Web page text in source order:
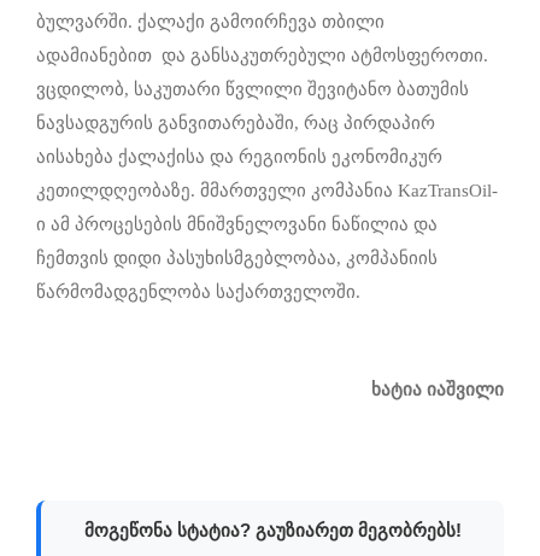
ბულვარში. ქალაქი გამოირჩევა თბილი
ადამიანებით და განსაკუთრებული ატმოსფეროთი.
ვცდილობ, საკუთარი წვლილი შევიტანო ბათუმის
ნავსადგურის განვითარებაში, რაც პირდაპირ
აისახება ქალაქისა და რეგიონის ეკონომიკურ
კეთილდღეობაზე. მმართველი კომპანია KazTransOil-
ი ამ პროცესების მნიშვნელოვანი ნაწილია და
ჩემთვის დიდი პასუხისმგებლობაა, კომპანიის
წარმომადგენლობა საქართველოში.
ხატია იაშვილი
მოგეწონა სტატია? გაუზიარეთ მეგობრებს!